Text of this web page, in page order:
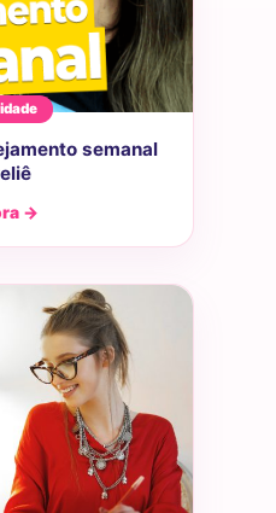
semanal
→